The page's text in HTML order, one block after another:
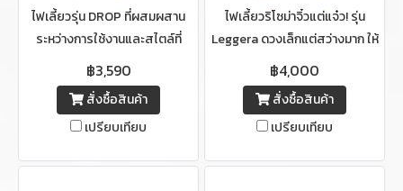
ไฟเลี้ยวรุ่น DROP ที่ผสมผสาน
ระหว่างการใช้งานและสไตล์ที่
ลงตัว ผลิตจากอะลูมิเนียมแท่ง
(Billet Aluminum) แข็งแรง น้ำ
หนักเบา พร้อมเทคโนโลยีไฟ SMD
LED รุ่นล่าสุด ที่ให้ความสว่าง
฿3,590
สั่งซื้อสินค้า
เปรียบเทียบ
ไฟเลี้ยวริโซม่าจิ๋วแต่แจ๋ว! รุ่น
Leggera ดวงเล็กแต่สว่างมาก ให้
ลุคสปอร์ตยิ่งกว่าเดิม สว่างคม
ชัดระดับโปร
฿4,000
สั่งซื้อสินค้า
เปรียบเทียบ